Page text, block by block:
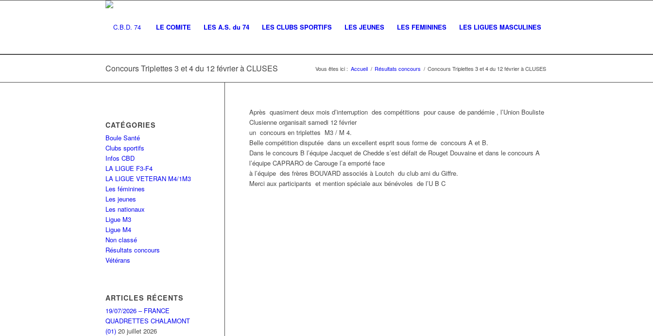
LE COMITE LES A.S. du 74 LES CLUBS SPORTIFS LES JEUNES LES FEMININES LES LIGUES MASCULINES
Concours Triplettes 3 et 4 du 12 février à CLUSES Vous êtes ici : Accueil / Résultats concours / Concours Triplettes 3 et 4 du 12 février à CLUSES
Après quasiment deux mois d’interruption des compétitions pour cause de pandémie , l’Union Bouliste
Clusienne organisait samedi 12 février
un concours en triplettes M3 / M 4.
Belle compétition disputée dans un excellent esprit sous forme de concours A et B.
Dans le concours B l’équipe Jacquet de Chedde s’est défait de Rouget Douvaine et dans le concours A
l’équipe CAPRARO de Carouge l’a emporté face
à l’équipe des frères BOUVARD associés à Loutch du club ami du Giffre.
Merci aux participants et mention spéciale aux bénévoles de l’U B C
CATÉGORIES
Boule Santé
Clubs sportifs
Infos CBD
LA LIGUE F3-F4
LA LIGUE VETERAN M4/1M3
Les féminines
Les jeunes
Les nationaux
Ligue M3
Ligue M4
Non classé
Résultats concours
Vétérans
ARTICLES RÉCENTS
19/07/2026 – FRANCE
QUADRETTES CHALAMONT
(01) 20 juillet 2026